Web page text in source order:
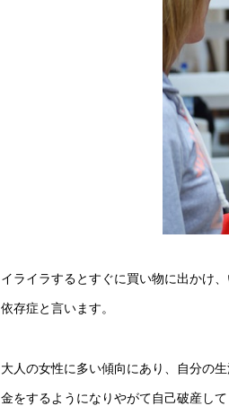
イライラするとすぐに買い物に出かけ
依存症と言います。
大人の女性に多い傾向にあり、自分の
金をするようになりやがて自己破産して